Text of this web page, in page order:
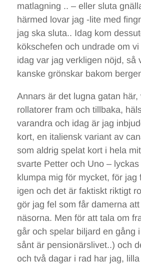
matlagning .. – eller sluta
härmed lovar jag -lite med
jag ska sluta.. Idag kom
kökschefen och undrade om
idag var jag verkligen nöjd, så
kanske grönskar bakom
Annars är det lugna gatan här,
rollatorer fram och tillbaka,
varandra och idag är jag
kort, en italiensk variant av
som aldrig spelat kort i hela
svarte Petter och Uno –
klumpa mig för mycket, för jag
igen och det är faktiskt riktigt
gör jag fel som får damerna
näsorna. Men för att tala om
går och spelar biljard en gång
sånt är pensionärslivet..) och
och två dagar i rad har jag,